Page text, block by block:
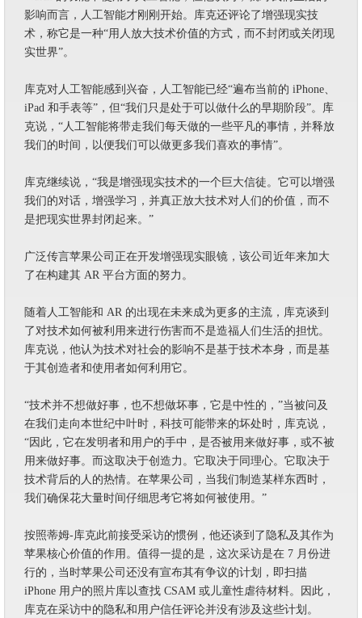
影响而言，人工智能才刚刚开始。库克还评论了增强现实技
术，称它是一种“用人放大技术价值的方式，而不封闭或关闭现
实世界”。
库克对人工智能感到兴奋，人工智能已经“遍布当前的 iPhone、
iPad 和手表等”，但“我们只是处于可以做什么的早期阶段”。库
克说，“人工智能将带走我们每天做的一些平凡的事情，并释放
我们的时间，以便我们可以做更多我们喜欢的事情”。
库克继续说，“我是增强现实技术的一个巨大信徒。它可以增强
我们的对话，增强学习，并真正放大技术对人们的价值，而不
是把现实世界封闭起来。”
广泛传言苹果公司正在开发增强现实眼镜，该公司近年来加大
了在构建其 AR 平台方面的努力。
随着人工智能和 AR 的出现在未来成为更多的主流，库克谈到
了对技术如何被利用来进行伤害而不是造福人们生活的担忧。
库克说，他认为技术对社会的影响不是基于技术本身，而是基
于其创造者和使用者如何利用它。
“技术并不想做好事，也不想做坏事，它是中性的，”当被问及
在我们走向本世纪中叶时，科技可能带来的坏处时，库克说，
“因此，它在发明者和用户的手中，是否被用来做好事，或不被
用来做好事。而这取决于创造力。它取决于同理心。它取决于
技术背后的人的热情。在苹果公司，当我们制造某样东西时，
我们确保花大量时间仔细思考它将如何被使用。”
按照蒂姆-库克此前接受采访的惯例，他还谈到了隐私及其作为
苹果核心价值的作用。值得一提的是，这次采访是在 7 月份进
行的，当时苹果公司还没有宣布其有争议的计划，即扫描
iPhone 用户的照片库以查找 CSAM 或儿童性虐待材料。因此，
库克在采访中的隐私和用户信任评论并没有涉及这些计划。